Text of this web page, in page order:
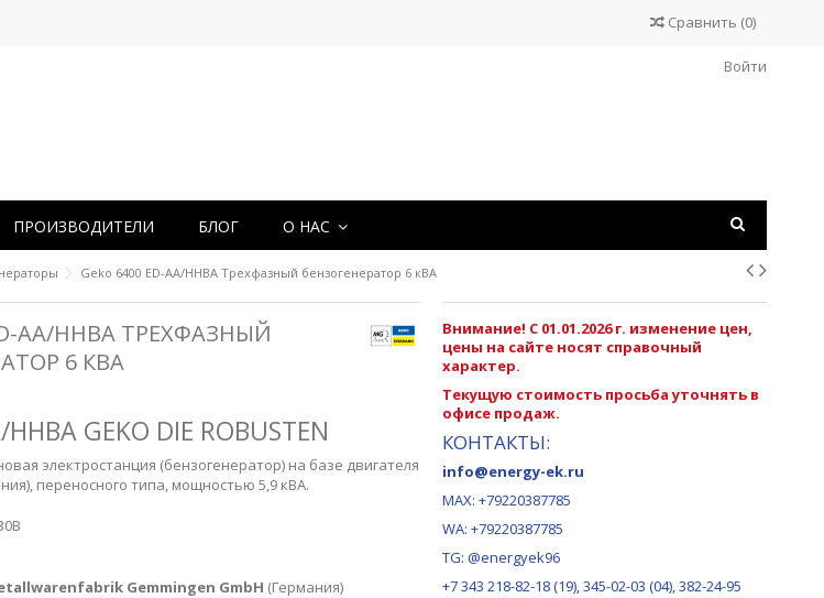
Сравнить (0)
Войти
ПРОИЗВОДИТЕЛИ БЛОГ О НАС
Geko 6400 ED-AA/HHBA Трехфазный бензогенератор 6 кВА
AA/HHBA ТРЕХФАЗНЫЙ
6 КВА
GEKO DIE ROBUSTEN
электростанция (бензогенератор) на базе двигателя
переносного типа, мощностью 5,9 кВА.
Gemmingen GmbH (Германия)
Внимание! С 01.01.2026 г. изменение цен,
цены на сайте носят справочный
характер.
Текущую стоимость просьба уточнять в
офисе продаж.
КОНТАКТЫ:
info@energy-ek.ru
MAX: +79220387785
WA: +79220387785
TG: @energyek96
+7 343 218-82-18 (19), 345-02-03 (04), 382-24-95